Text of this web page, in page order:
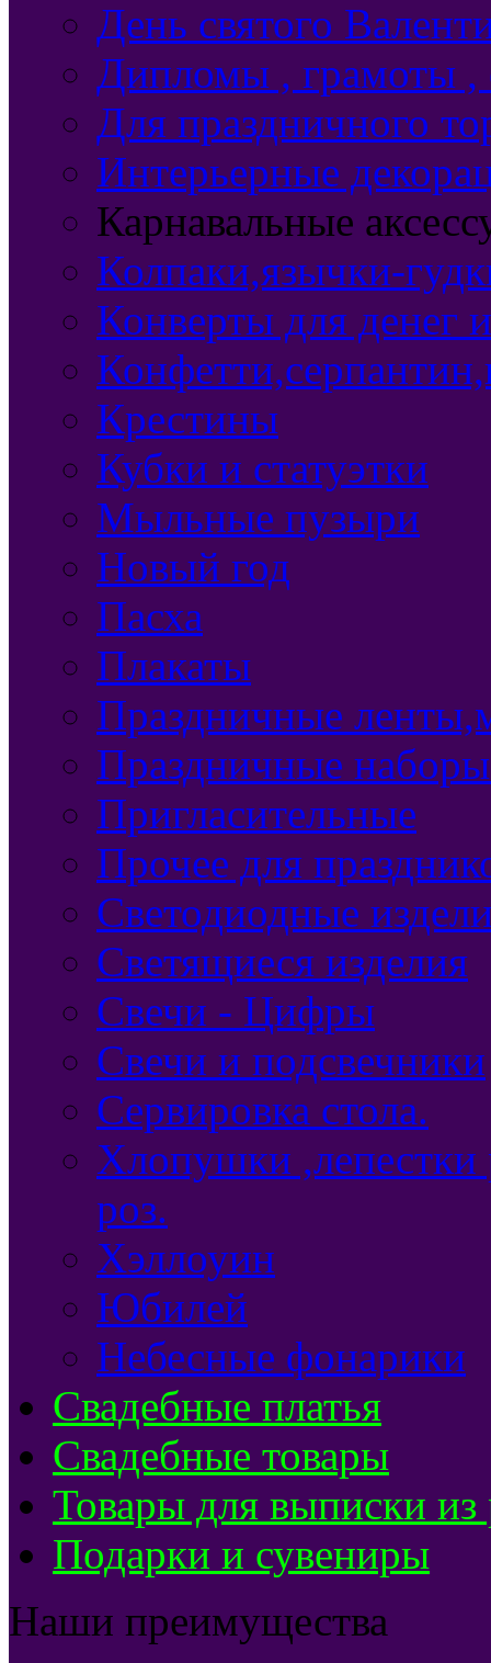
День святого
Дипломы , грамоты ,
Для праздничного
Интерьерные
Карнавальные
Колпаки,язычки-
Конверты для денег
Крестины
Кубки и статуэтки
Мыльные пузыри
Новый год
Пасха
Плакаты
Праздничные
Праздничные
Пригласительные
Прочее для
Светодиодные
Светящиеся изделия
Свечи - Цифры
Свечи и подсвечники
Сервировка стола.
Хлопушки ,лепестки
роз.
Хэллоуин
Юбилей
Небесные фонарики
Свадебные платья
Свадебные товары
Товары для выписки из
Подарки и сувениры
Наши преимущества